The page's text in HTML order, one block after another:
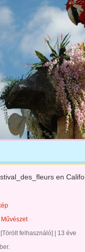
en
Művészet
[Törölt felhasználó]
13 éve